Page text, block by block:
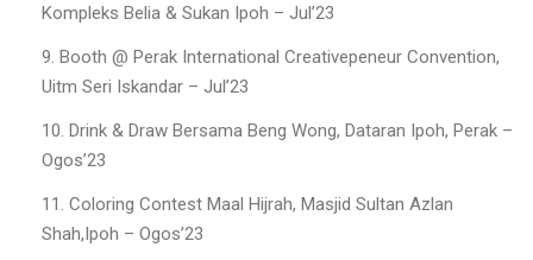
Kompleks Belia & Sukan Ipoh – Jul’23
Booth @ Perak International Creativepeneur Convention,
Uitm Seri Iskandar – Jul’23
Drink & Draw Bersama Beng Wong, Dataran Ipoh, Perak –
Ogos’23
Coloring Contest Maal Hijrah, Masjid Sultan Azlan
Shah,Ipoh – Ogos’23